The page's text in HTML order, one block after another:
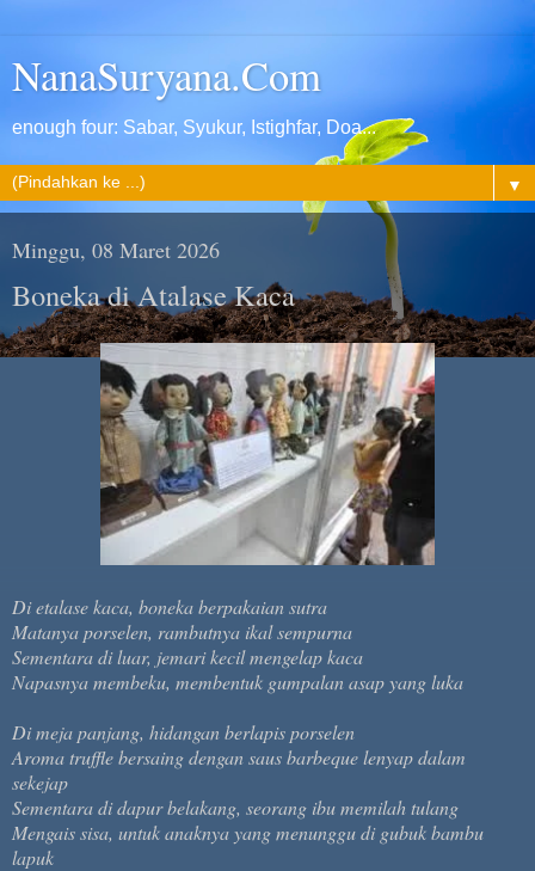
NanaSuryana.Com
enough four: Sabar, Syukur, Istighfar, Doa...
▼
Minggu, 08 Maret 2026
Boneka di Atalase Kaca
Di etalase kaca, boneka berpakaian sutra
Matanya porselen, rambutnya ikal sempurna
Sementara di luar, jemari kecil mengelap kaca
Napasnya membeku, membentuk gumpalan asap yang luka
Di meja panjang, hidangan berlapis porselen
Aroma truffle bersaing dengan saus barbeque lenyap dalam
sekejap
Sementara di dapur belakang, seorang ibu memilah tulang
Mengais sisa, untuk anaknya yang menunggu di gubuk bambu
lapuk